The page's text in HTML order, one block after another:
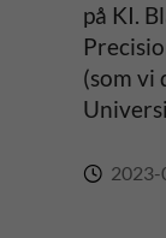
på KI.
(som vi